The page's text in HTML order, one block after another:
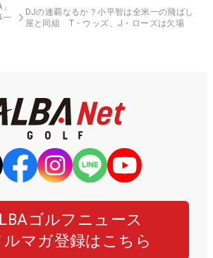
一
DJの連覇なるか？小平智は全米一の飛ばし
屋と同組 T・ウッズ、J・ローズは欠場
ゴルフニュース
ルマガ登録はこちら